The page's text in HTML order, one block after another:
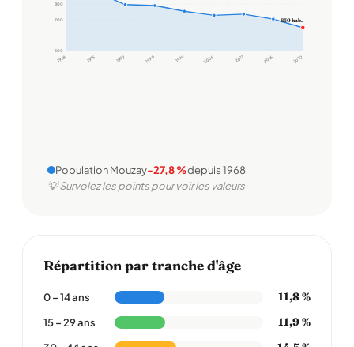
500
700
800
1968 1975 1982 1990 1999 2006 2011 2016 2022
650 hab.
Population Mouzay-27,8 %depuis 1968
💡 Survolez les points pour voir les valeurs
Répartition par tranche d'âge
0 – 14 ans 11,8 %
15 – 29 ans 11,9 %